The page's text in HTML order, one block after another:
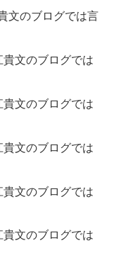
文のブログでは言
貴文のブログでは
貴文のブログでは
貴文のブログでは
貴文のブログでは
貴文のブログでは